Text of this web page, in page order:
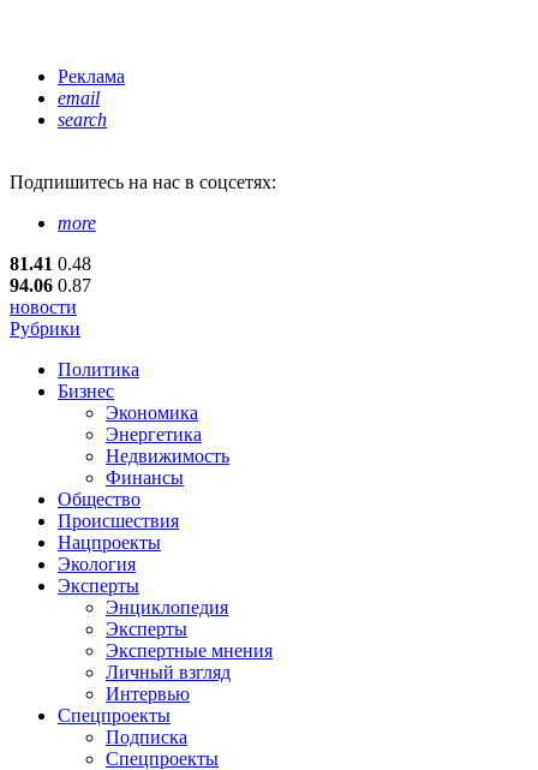
Реклама
email
search
Подпишитесь на нас в соцсетях:
more
81.41 0.48
94.06 0.87
новости
Рубрики
Политика
Бизнес
Экономика
Энергетика
Недвижимость
Финансы
Общество
Происшествия
Нацпроекты
Экология
Эксперты
Энциклопедия
Эксперты
Экспертные мнения
Личный взгляд
Интервью
Спецпроекты
Подписка
Спецпроекты